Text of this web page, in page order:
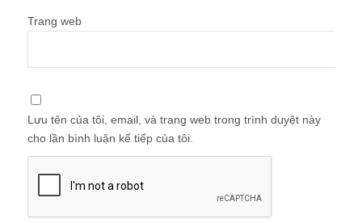
Trang web
Lưu tên của tôi, email, và trang web trong trình duyệt này
cho lần bình luận kế tiếp của tôi.